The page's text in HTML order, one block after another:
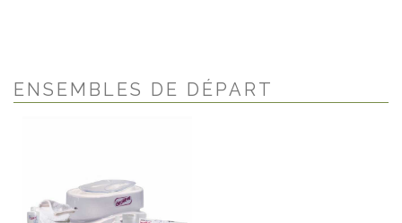
ENSEMBLES DE DÉPART